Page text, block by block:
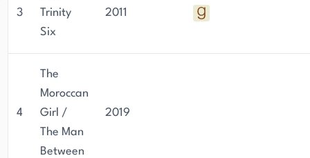
3
Trinity
Six
2011
4
The
Moroccan
Girl /
The Man
Between
2019